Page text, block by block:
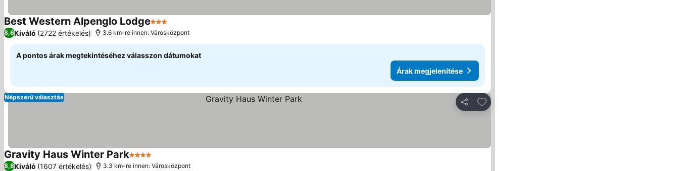
Best Western Alpenglo Lodge3 Kategória
8,6Kiváló (2722 értékelés) 3.6 km-re innen: Városközpont
A pontos árak megtekintéséhez válasszon dátumokat
Árak megjelenítése
Megosztás
Hozzáadás a kedvencekhez
Népszerű választás
Gravity Haus Winter Park4 Kategória
8,8Kiváló (1607 értékelés) 3.3 km-re innen: Városközpont